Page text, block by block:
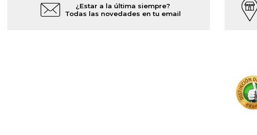
¿Estar a la última siempre?
Todas las novedades en tu email